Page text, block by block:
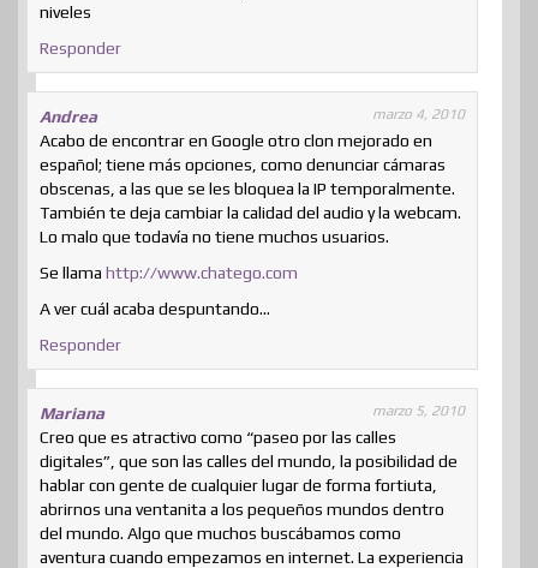
niveles
Responder
Andrea marzo 4, 2010
Acabo de encontrar en Google otro clon mejorado en
español; tiene más opciones, como denunciar cámaras
obscenas, a las que se les bloquea la IP temporalmente.
También te deja cambiar la calidad del audio y la webcam.
Lo malo que todavía no tiene muchos usuarios.
Se llamahttp://www.chatego.com
A ver cuál acaba despuntando…
Responder
Mariana marzo 5, 2010
Creo que es atractivo como “paseo por las calles
digitales”, que son las calles del mundo, la posibilidad de
hablar con gente de cualquier lugar de forma fortiuta,
abrirnos una ventanita a los pequeños mundos dentro
del mundo. Algo que muchos buscábamos como
aventura cuando empezamos en internet. La experiencia